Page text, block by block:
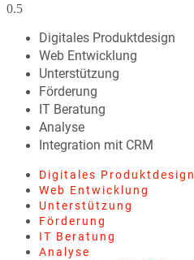
Digitales Produktdesign
Web Entwicklung
Unterstützung
Förderung
IT Beratung
Analyse
Integration mit CRM
Digitales Produktdesign
Web Entwicklung
Unterstützung
Förderung
IT Beratung
Analyse